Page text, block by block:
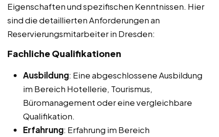
Eigenschaften und spezifischen Kenntnissen. Hier
sind die detaillierten Anforderungen an
Reservierungsmitarbeiter in Dresden:
Fachliche Qualifikationen
Ausbildung: Eine abgeschlossene Ausbildung
im Bereich Hotellerie, Tourismus,
Büromanagement oder eine vergleichbare
Qualifikation.
Erfahrung: Erfahrung im Bereich